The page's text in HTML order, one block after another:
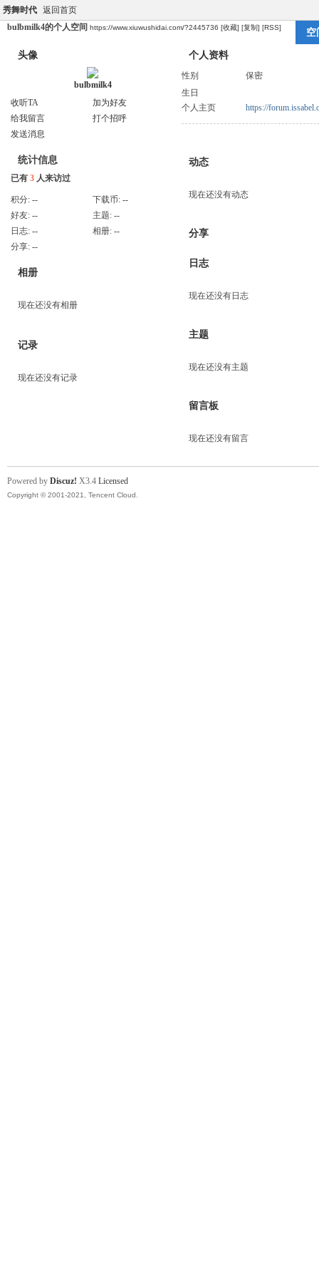
秀舞时代 返回首页
bulbmilk4的个人空间 https://www.xiuwushidai.com/?2445736 [收藏] [复制] [RSS] 空
头像
bulbmilk4
收听TA
加为好友
给我留言
打个招呼
发送消息
统计信息
已有 3 人来访过
积分: -- 下载币: --
好友: -- 主题: --
日志: -- 相册: --
分享: --
相册
现在还没有相册
记录
现在还没有记录
个人资料
性别
保密
生日
个人主页
https://
动态
现在还没有动态
分享
日志
现在还没有日志
主题
现在还没有主题
留言板
现在还没有留言
Powered by Discuz! X3.4 Licensed
Copyright © 2001-2021, Tencent Cloud.